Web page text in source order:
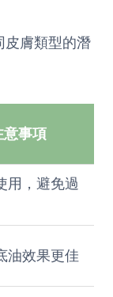
皮膚類型的潛
意事項
用，避免過
油效果更佳